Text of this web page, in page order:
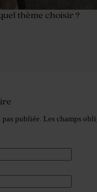
thème choisir ?
pas publiée. Les champs